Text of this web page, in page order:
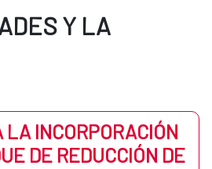
Y LA
LA INCORPORACIÓN
DE REDUCCIÓN DE